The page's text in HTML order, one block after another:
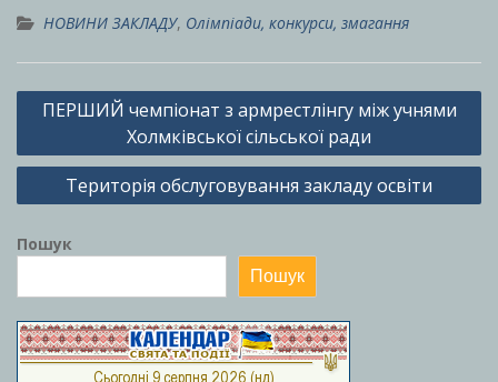
НОВИНИ ЗАКЛАДУ, Олімпіади, конкурси, змагання
Навігація
ПЕРШИЙ чемпіонат з армрестлінгу між учнями
Холмківської сільської ради
Територія обслуговування закладу освіти
Пошук
Пошук